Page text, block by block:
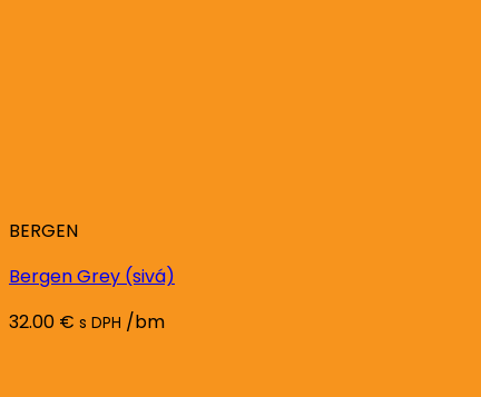
BERGEN
Bergen Grey (sivá)
32.00 € s DPH /bm